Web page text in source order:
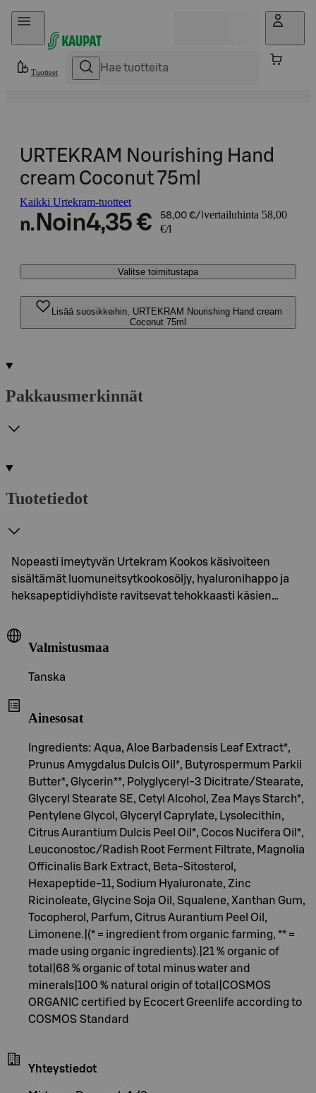
Hyppää sisältöön
Tuotteet
URTEKRAM Nourishing Hand
cream Coconut 75ml
Kaikki Urtekram-tuotteet
n. Noin4,35 € 58,00 €/l vertailuhinta 58,00
€/l
Valitse toimitustapa
Lisää suosikkeihin, URTEKRAM Nourishing Hand cream
Coconut 75ml
Pakkausmerkinnät
Tuotetiedot
Nopeasti imeytyvän Urtekram Kookos käsivoiteen
sisältämät luomuneitsytkookosöljy, hyaluronihappo ja
heksapeptidiyhdiste ravitsevat tehokkaasti käsien…
Valmistusmaa
Tanska
Ainesosat
Ingredients: Aqua, Aloe Barbadensis Leaf Extract*,
Prunus Amygdalus Dulcis Oil*, Butyrospermum Parkii
Butter*, Glycerin**, Polyglyceryl-3 Dicitrate/Stearate,
Glyceryl Stearate SE, Cetyl Alcohol, Zea Mays Starch*,
Pentylene Glycol, Glyceryl Caprylate, Lysolecithin,
Citrus Aurantium Dulcis Peel Oil*, Cocos Nucifera Oil*,
Leuconostoc/Radish Root Ferment Filtrate, Magnolia
Officinalis Bark Extract, Beta-Sitosterol,
Hexapeptide-11, Sodium Hyaluronate, Zinc
Ricinoleate, Glycine Soja Oil, Squalene, Xanthan Gum,
Tocopherol, Parfum, Citrus Aurantium Peel Oil,
Limonene.|(* = ingredient from organic farming, ** =
made using organic ingredients).|21 % organic of
total|68 % organic of total minus water and
minerals|100 % natural origin of total|COSMOS
ORGANIC certified by Ecocert Greenlife according to
COSMOS Standard
Yhteystiedot